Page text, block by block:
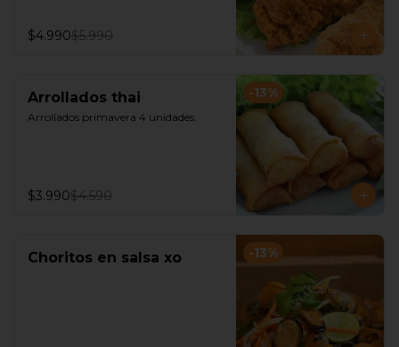
$4.990$5.990
-13%
Arrollados thai
Arrollados primavera 4 unidades.
$3.990$4.590
-13%
Choritos en salsa xo